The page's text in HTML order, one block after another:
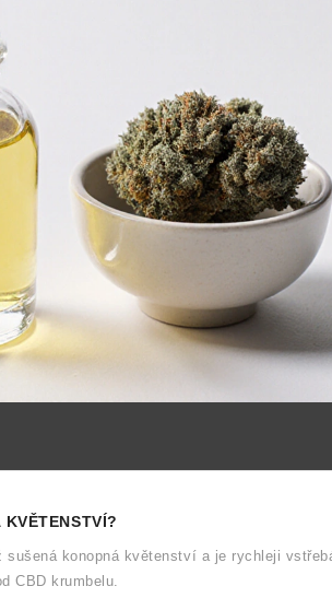
konopná květenství a je rychleji
CBD krumbelu.